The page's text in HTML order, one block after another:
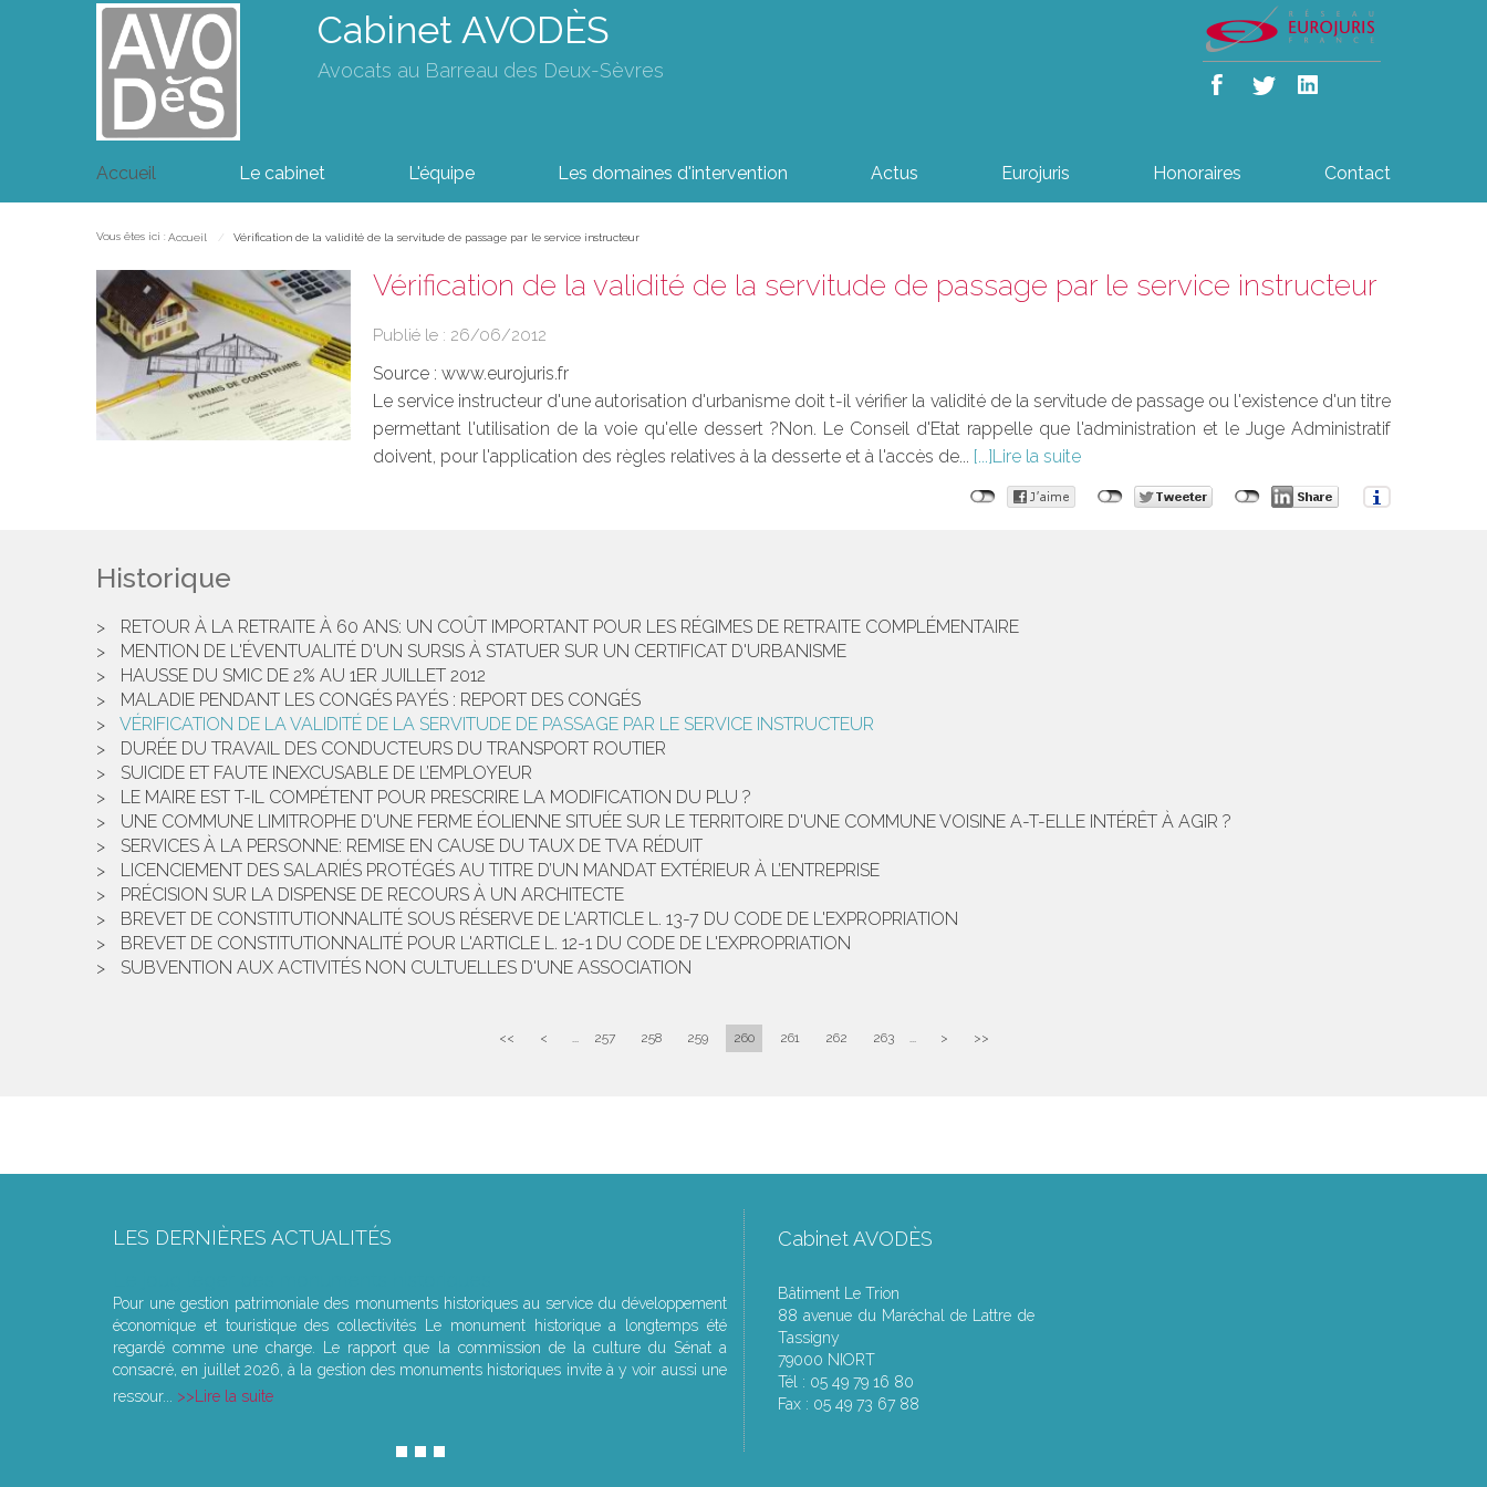
Cabinet AVODÈS
Avocats au Barreau des Deux-Sèvres
Accueil Le cabinet L'équipe Les domaines d'intervention Actus Eurojuris Honoraires Contact
Vous êtes ici : Accueil Vérification de la validité de la servitude de passage par le service instructeur
Vérification de la validité de la servitude de passage par le service instructeur
Publié le : 26/06/2012
Source : www.eurojuris.fr
Le service instructeur d'une autorisation d'urbanisme doit t-il vérifier la validité de la servitude de passage ou l'existence d'un titre
permettant l'utilisation de la voie qu'elle dessert ?Non. Le Conseil d'Etat rappelle que l'administration et le Juge Administratif
doivent, pour l'application des règles relatives à la desserte et à l'accès de...
Lire la suite
Historique
RETOUR À LA RETRAITE À 60 ANS: UN COÛT IMPORTANT POUR LES RÉGIMES DE RETRAITE COMPLÉMENTAIRE
MENTION DE L'ÉVENTUALITÉ D'UN SURSIS À STATUER SUR UN CERTIFICAT D'URBANISME
HAUSSE DU SMIC DE 2% AU 1ER JUILLET 2012
MALADIE PENDANT LES CONGÉS PAYÉS : REPORT DES CONGÉS
VÉRIFICATION DE LA VALIDITÉ DE LA SERVITUDE DE PASSAGE PAR LE SERVICE INSTRUCTEUR
DURÉE DU TRAVAIL DES CONDUCTEURS DU TRANSPORT ROUTIER
SUICIDE ET FAUTE INEXCUSABLE DE L’EMPLOYEUR
LE MAIRE EST T-IL COMPÉTENT POUR PRESCRIRE LA MODIFICATION DU PLU ?
UNE COMMUNE LIMITROPHE D'UNE FERME ÉOLIENNE SITUÉE SUR LE TERRITOIRE D'UNE COMMUNE VOISINE A-T-ELLE INTÉRÊT À AGIR ?
SERVICES À LA PERSONNE: REMISE EN CAUSE DU TAUX DE TVA RÉDUIT
LICENCIEMENT DES SALARIÉS PROTÉGÉS AU TITRE D’UN MANDAT EXTÉRIEUR À L’ENTREPRISE
PRÉCISION SUR LA DISPENSE DE RECOURS À UN ARCHITECTE
BREVET DE CONSTITUTIONNALITÉ SOUS RÉSERVE DE L'ARTICLE L. 13-7 DU CODE DE L'EXPROPRIATION
BREVET DE CONSTITUTIONNALITÉ POUR L'ARTICLE L. 12-1 DU CODE DE L'EXPROPRIATION
SUBVENTION AUX ACTIVITÉS NON CULTUELLES D'UNE ASSOCIATION
<< < ... 257 258 259 260 261 262 263 ... > >>
LES DERNIÈRES ACTUALITÉS
Pour une gestion patrimoniale des monuments historiques au service du développement
économique et touristique des collectivités Le monument historique a longtemps été
regardé comme une charge. Le rapport que la commission de la culture du Sénat a
consacré, en juillet 2026, à la gestion des monuments historiques invite à y voir aussi une
ressour...
Lire la suite
Cabinet AVODÈS
Bâtiment Le Trion
88 avenue du Maréchal de Lattre de
Tassigny
79000 NIORT
Tél : 05 49 79 16 80
Fax : 05 49 73 67 88